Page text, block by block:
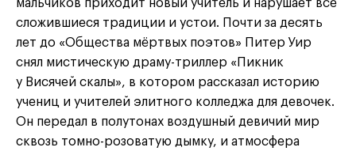
мальчиков приходит новый учитель и нарушает все
сложившиеся традиции и устои. Почти за десять
лет до «Общества мёртвых поэтов» Питер Уир
снял мистическую драму-триллер «Пикник
у Висячей скалы», в котором рассказал историю
учениц и учителей элитного колледжа для девочек.
Он передал в полутонах воздушный девичий мир
сквозь томно-розоватую дымку, и атмосфера